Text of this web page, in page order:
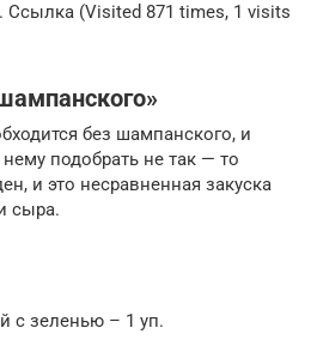
(Visited 871 times, 1 visits
без шампанского, и
подобрать не так — то
и это несравненная закуска
сыра.
с зеленью – 1 уп.